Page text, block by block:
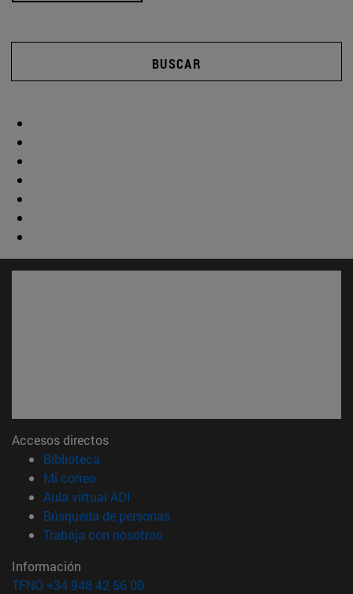
BUSCAR
Accesos directos
Biblioteca
Mi correo(abre en nueva ventana)
Aula virtual ADI
Búsqueda de personas(abre en nueva ventana)
Trabaja con nosotros(abre en nueva ventana)
Información
TFNO +34 948 42 56 00